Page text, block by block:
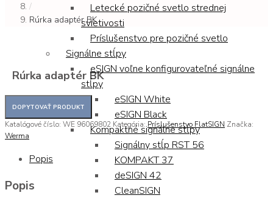
Letecké pozičné svetlo strednej
svietivosti
Príslušenstvo pre pozičné svetlo
Signálne stĺpy
eSIGN voľne konfigurovateľné signálne
stĺpy
eSIGN White
eSIGN Black
Kompaktné signálne stĺpy
Signálny stĺp RST 56
KOMPAKT 37
deSIGN 42
CleanSIGN
/
Rúrka adaptér BK
Rúrka adaptér BK
Katalógové číslo: WE 96069802 Kategória:Príslušenstvo FlatSIGN Značka:
Werma
Popis
Popis